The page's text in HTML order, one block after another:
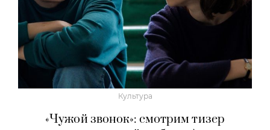
Культура
«Чужой звонок»: смотрим тизер